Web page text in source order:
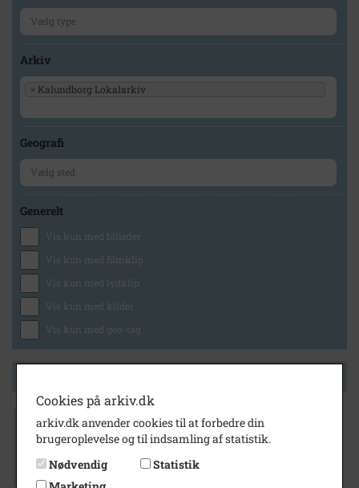
Arkiv
× Kalundborg Lokalarkiv
Geografi
Generelt
Vis kun med billeder
Vis kun med filmklip
Vis kun med lydklip
Vis kun med kilder
Vis kun med geo-tag
1930
Cookies på arkiv.dk
arkiv.dk anvender cookies til at forbedre din
brugeroplevelse og til indsamling af statistik.
Nødvendig
Statistik